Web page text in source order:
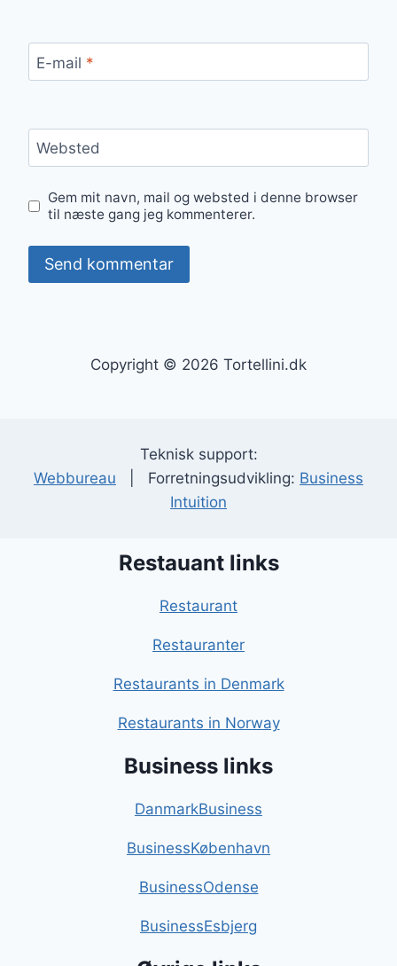
E-mail *
Websted
Gem mit navn, mail og websted i denne browser
til næste gang jeg kommenterer.
Copyright © 2026 Tortellini.dk
Teknisk support:
Webbureau | Forretningsudvikling: Business
Intuition
Restauant links
Restaurant
Restauranter
Restaurants in Denmark
Restaurants in Norway
Business links
DanmarkBusiness
BusinessKøbenhavn
BusinessOdense
BusinessEsbjerg